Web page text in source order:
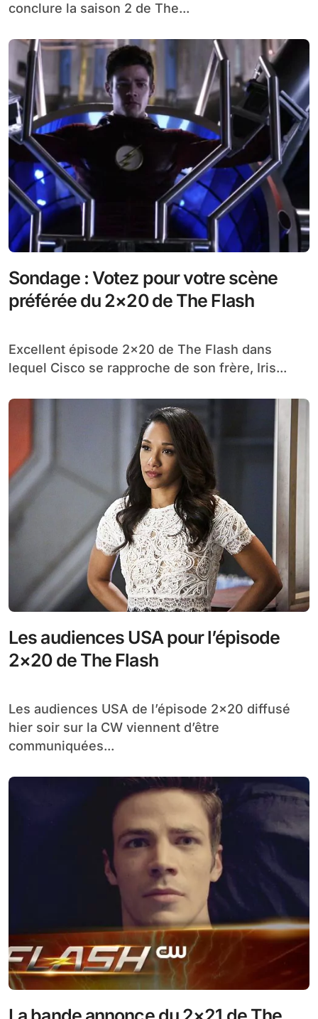
conclure la saison 2 de The...
Sondage : Votez pour votre scène
préférée du 2×20 de The Flash
Excellent épisode 2×20 de The Flash dans
lequel Cisco se rapproche de son frère, Iris...
Les audiences USA pour l’épisode
2×20 de The Flash
Les audiences USA de l’épisode 2×20 diffusé
hier soir sur la CW viennent d’être
communiquées...